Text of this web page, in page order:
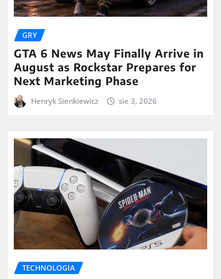
GRY
GTA 6 News May Finally Arrive in
August as Rockstar Prepares for
Next Marketing Phase
Henryk Sienkiewicz sie 3, 2026
TECHNOLOGIA